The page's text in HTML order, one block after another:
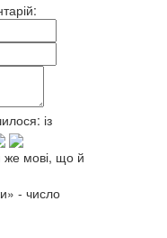
із
же мові, що й
- число